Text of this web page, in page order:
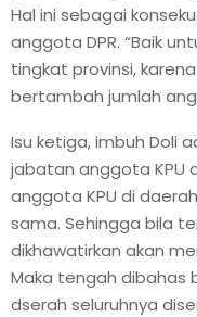
Hal ini sebagai
anggota DPR. “Baik
tingkat provinsi,
bertambah jumlah
Isu ketiga, imbuh Doli
jabatan anggota KPU
anggota KPU di
sama. Sehingga bila
dikhawatirkan akan
Maka tengah dibahas
dserah seluruhnya